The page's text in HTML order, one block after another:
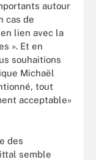
autour
cas de
lien avec la
». Et en
souhaitions
Michaël
tout
acceptable»
des
semble